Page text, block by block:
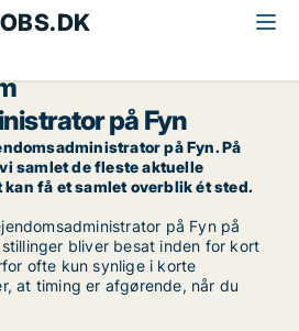
på Fyn
på Fyn. På
samlet de fleste aktuelle
få et samlet overblik ét sted.
på Fyn på
bliver besat inden for kort
ofte kun synlige i korte
at timing er afgørende, når du